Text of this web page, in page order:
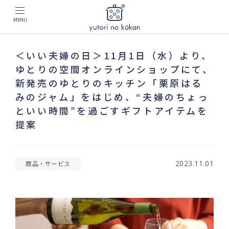
MENU
＜いい夫婦の日＞11月1日（水）より、
ゆとりの空間オンラインショップにて、
新発売のゆとりのキッチン「栗原はる
みのジャム」をはじめ、“夫婦のちょっ
といい時間”を過ごすギフトアイテムを
提案
商品・サービス 2023.11.01